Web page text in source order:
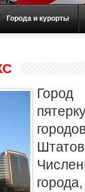
Города и курорты